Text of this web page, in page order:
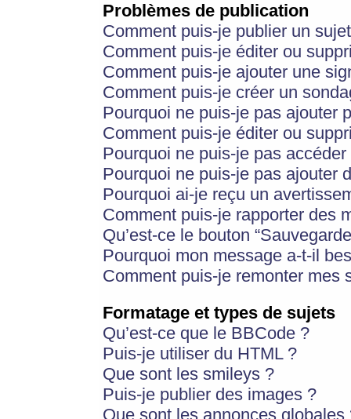
Problèmes de publication
Comment puis-je publier un
Comment puis-je éditer ou
Comment puis-je ajouter une
Comment puis-je créer un
Pourquoi ne puis-je pas ajouter
Comment puis-je éditer ou
Pourquoi ne puis-je pas
Pourquoi ne puis-je pas ajouter
Pourquoi ai-je reçu un
Comment puis-je rapporter des
Qu’est-ce le bouton
Pourquoi mon message a-t-il
Comment puis-je remonter mes
Formatage et types de sujets
Qu’est-ce que le BBCode ?
Puis-je utiliser du HTML ?
Que sont les smileys ?
Puis-je publier des images ?
Que sont les annonces globales